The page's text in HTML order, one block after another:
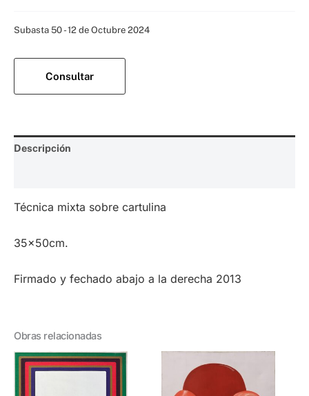
Subasta 50 - 12 de Octubre 2024
Consultar
Descripción
Técnica mixta sobre cartulina
35x50cm.
Firmado y fechado abajo a la derecha 2013
Obras relacionadas